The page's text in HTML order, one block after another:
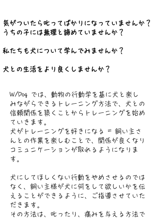
気がついたら叱ってばかりになっていませんか？
うちの子には無理と諦めていませんか？
私たちも犬について学んでみませんか？
​犬との生活をより良くしませんか？
W/Dog では、動物の行動学を基に犬と楽し
みながらできるトレーニング方法で、犬との
信頼関係を築くことからトレーニングを始め
ていきます。
犬がトレーニングを好きになる = 飼い主さ
んとの作業を楽しむことで、関係が良くなり
コミュニケーションが取れるようになりま
す。
犬にしてほしくない行動をやめさせるのでは
なく、飼い主様が犬に何をして欲しいかを伝
えることができるように、ご指導させていた
だきます。
その方法は、叱ったり、痛みを与える方法で